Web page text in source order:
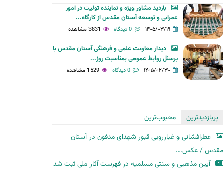
بازدید مشاور ویژه و نماینده تولیت در امور
عمرانی و توسعه آستان مقدس از کارگاه...
۱۴۰۵/۰۳/۱۹ 0 دیدگاه 3831 مشاهده
دیدار معاونت علمی و فرهنگی آستان مقدس با
پرسنل روابط عمومی بمناسبت روز...
۱۴۰۵/۰۲/۳۰ 0 دیدگاه 1529 مشاهده
پربازدیدترین
محبوب‌ترین
عطرافشانی و غبارروبی قبور شهدای مدفون در آستان
مقدس / عکس...
آیین مذهبی و سنتی مسلمیه در فهرست آثار ملی ثبت شد